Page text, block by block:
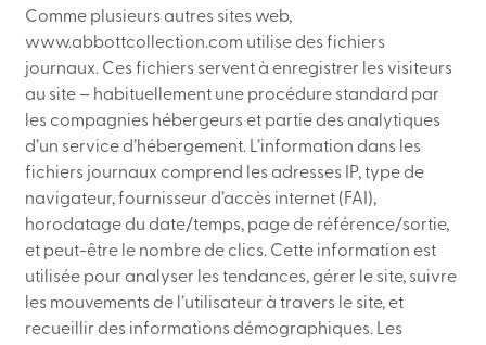
Comme plusieurs autres sites web,
www.abbottcollection.com utilise des fichiers
journaux. Ces fichiers servent à enregistrer les visiteurs
au site – habituellement une procédure standard par
les compagnies hébergeurs et partie des analytiques
d’un service d’hébergement. L’information dans les
fichiers journaux comprend les adresses IP, type de
navigateur, fournisseur d’accès internet (FAI),
horodatage du date/temps, page de référence/sortie,
et peut-être le nombre de clics. Cette information est
utilisée pour analyser les tendances, gérer le site, suivre
les mouvements de l’utilisateur à travers le site, et
recueillir des informations démographiques. Les